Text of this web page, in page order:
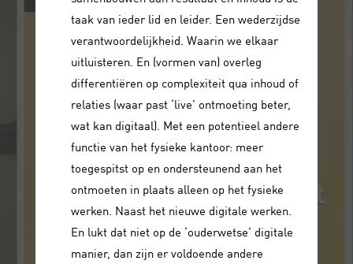
taak van ieder lid en leider. Een wederzijdse
verantwoordelijkheid. Waarin we elkaar
uitluisteren. En (vormen van) overleg
differentiëren op complexiteit qua inhoud of
relaties (waar past ‘live’ ontmoeting beter,
wat kan digitaal). Met een potentieel andere
functie van het fysieke kantoor: meer
toegespitst op en ondersteunend aan het
ontmoeten in plaats alleen op het fysieke
werken. Naast het nieuwe digitale werken.
En lukt dat niet op de ‘ouderwetse’ digitale
manier, dan zijn er voldoende andere